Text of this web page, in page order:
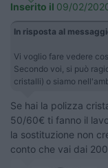
Inserito il 09/02/
In risposta al
Vi voglio fare vedere
Secondo voi, si può
cristalli) o siamo
Se hai la polizza
50/60€ ti fanno il
la sostituzione non
conto che vai dai